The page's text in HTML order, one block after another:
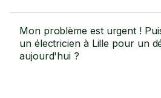
Mon problème est urgent !
un électricien à Lille pour un
aujourd'hui ?